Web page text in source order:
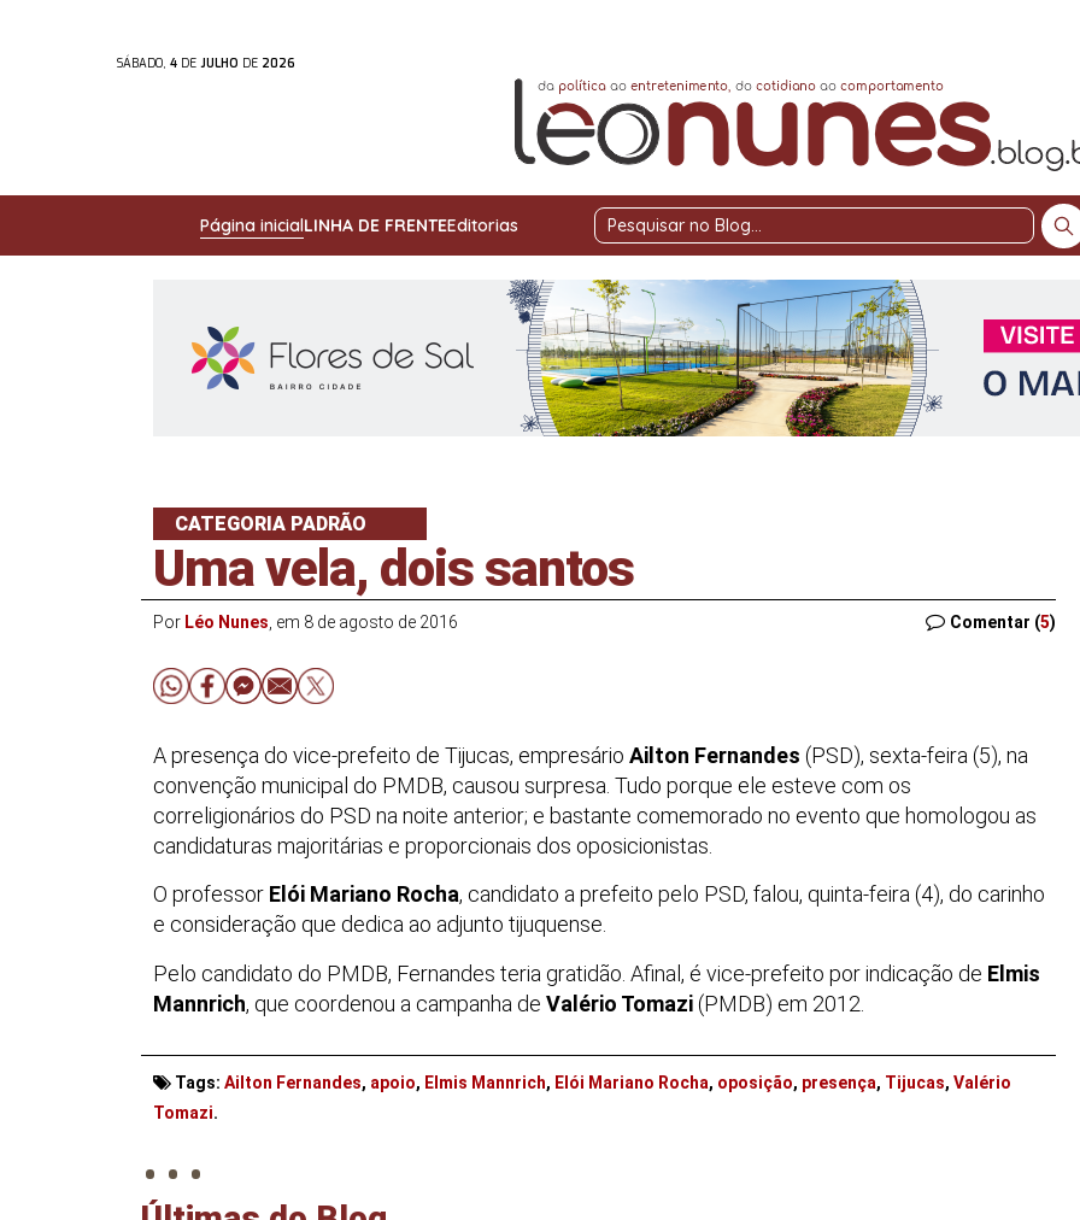
SÁBADO, 4 DE JULHO DE 2026
Página inicialLINHA DE FRENTEEditorias
Pesquisar
Blog
CATEGORIA PADRÃO
Uma vela, dois santos
Por Léo Nunes , em 8 de agosto de 2016 Comentar (5)
A presença do vice-prefeito de Tijucas, empresário Ailton Fernandes (PSD), sexta-feira (5), na
convenção municipal do PMDB, causou surpresa. Tudo porque ele esteve com os
correligionários do PSD na noite anterior; e bastante comemorado no evento que homologou as
candidaturas majoritárias e proporcionais dos oposicionistas.
O professor Elói Mariano Rocha, candidato a prefeito pelo PSD, falou, quinta-feira (4), do carinho
e consideração que dedica ao adjunto tijuquense.
Pelo candidato do PMDB, Fernandes teria gratidão. Afinal, é vice-prefeito por indicação de Elmis
Mannrich, que coordenou a campanha de Valério Tomazi (PMDB) em 2012.
Tags: Ailton Fernandes, apoio, Elmis Mannrich, Elói Mariano Rocha, oposição, presença, Tijucas, Valério
Tomazi.
. . .